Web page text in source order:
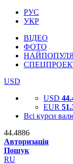
РУС
УКР
ВІДЕО
ФОТО
USD
USD
EUR
Всі курси
44.4886
Авторизація
Пошук
RU